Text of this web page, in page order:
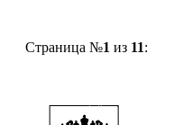
Страница №1 из 11: